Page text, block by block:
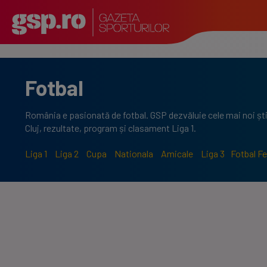
Fotbal
România e pasionată de fotbal. GSP dezvăluie cele mai noi
Cluj, rezultate, program și clasament Liga 1.
Liga 1 Liga 2 Cupa Nationala Amicale Liga 3 Fotbal